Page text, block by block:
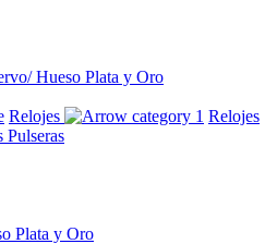
Hueso Plata y Oro
Relojes
Relojes
Pulseras
Plata y Oro